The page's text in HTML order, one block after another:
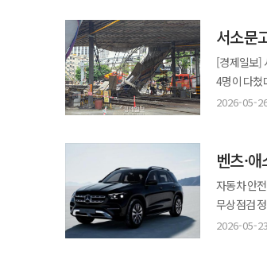
디바이스
여행자보험도 무료로 제공한다. KT는
차별화된
수요층에
선사하기
차량을 운
고객에게는
(R:assure) 프리미엄 케
로열티 고객은
최대 200
탈락 흔적
행정적 선고다. 그런데 서울시가 선택한 것은 철거가 아니었다. 보수 공사와 통행차량 중량 제한
버텼고, 그
시작된 것
사람들은 그 이유를 보고도 외면했
인지하고 작업을 중
없이 현장
구축하지
것이 안전진단이라
서소문
[경제일보]
4명이 다쳤다.
등에 따르
안에 있던
중상으로 알려져
도착했고,
소방은 차량
충정로 방
2026-05-
벤츠·
자동차 안
무상점검 정
메르세데
2026-05-